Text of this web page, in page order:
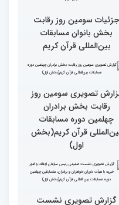
قاری نیجریایی: نوجوانان
جهان عمل به قرآن را
سرلوحه امور خود قرار دهند
جزئیات سومین روز رقابت
بخش بانوان مسابقات
بین‌المللی قرآن کریم